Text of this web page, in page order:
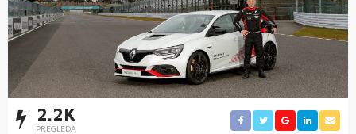
2.2K
PREGLEDA